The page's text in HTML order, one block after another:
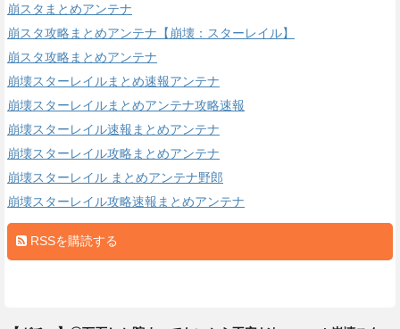
崩スタまとめアンテナ
崩スタ攻略まとめアンテナ【崩壊：スターレイル】
崩スタ攻略まとめアンテナ
崩壊スターレイルまとめ速報アンテナ
崩壊スターレイルまとめアンテナ攻略速報
崩壊スターレイル速報まとめアンテナ
崩壊スターレイル攻略まとめアンテナ
崩壊スターレイル まとめアンテナ野郎
崩壊スターレイル攻略速報まとめアンテナ
RSSを購読する